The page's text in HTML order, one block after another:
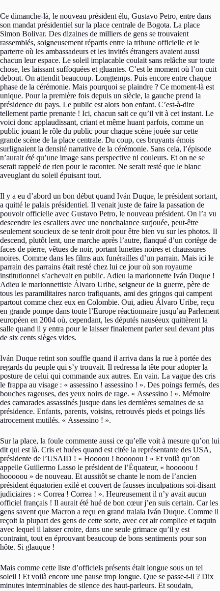
Ce dimanche-là, le nouveau président élu, Gustavo Petro, entre dans
son mandat présidentiel sur la place centrale de Bogota. La place
Simon Bolivar. Des dizaines de milliers de gens se trouvaient
rassemblés, soigneusement répartis entre la tribune officielle et le
parterre où les ambassadeurs et les invités étrangers avaient aussi
chacun leur espace. Le soleil implacable coulait sans relâche sur toute
chose, les laissant suffoquées et gluantes. C’est le moment où l’on cuit
debout. On attendit beaucoup. Longtemps. Puis encore entre chaque
phase de la cérémonie. Mais pourquoi se plaindre ? Ce moment-là est
unique. Pour la première fois depuis un siècle, la gauche prend la
présidence du pays. Le public est alors bon enfant. C’est-à-dire
tellement partie prenante ! Ici, chacun sait ce qu’il vit à cet instant. Le
voici donc applaudissant, criant et même huant parfois, comme un
public jouant le rôle du public pour chaque scène jouée sur cette
grande scène de la place centrale. Du coup, ces bruyants émois
surlignaient la densité narrative de la cérémonie. Sans cela, l’épisode
n’aurait été qu’une image sans perspective ni couleurs. Et on ne se
serait rappelé de rien pour le raconter. Ne serait resté que le blanc
aveuglant du soleil épuisant tout.
Il y a eu d’abord un bon début quand Iván Duque, le président sortant,
a quitté le palais présidentiel. Il venait juste de faire la passation de
pouvoir officielle avec Gustavo Petro, le nouveau président. On l’a vu
descendre les escaliers avec une nonchalance surjouée, peut-être
seulement soucieux de se tenir droit pour être bien vu sur les photos. Il
descend, plutôt lent, une marche après l’autre, flanqué d’un cortège de
faces de pierre, vêtues de noir, portant lunettes noires et chaussures
noires. Comme dans les films aux funérailles d’un parrain. Mais ici le
parrain des parrains était resté chez lui ce jour où son royaume
institutionnel s’achevait en public. Adieu la marionnette Iván Duque !
Adieu le marionnettiste Álvaro Uribe, seigneur de la guerre, père de
tous les paramilitaires narco trafiquants, ami des gringos qui campent
partout comme chez eux en Colombie. Oui, adieu Álvaro Uribe, reçu
en grande pompe dans toute l’Europe réactionnaire jusqu’au Parlement
européen en 2004 où, cependant, les députés nauséeux quittèrent la
salle quand il y entra pour le laisser finalement parler seul devant plus
de six cents sièges vides.
Iván Duque retint son souffle quand il arriva dans la rue à portée des
regards du peuple qui s’y trouvait. Il redressa la tête pour adopter la
posture de celui qui commande aux autres. En vain. La vague des cris
le frappa au visage : « assessino ! assessino ! ». Des poings fermés, des
bouches rageuses, des yeux noirs de rage. « Assessino ! ». Mémoire
des camarades assassinés jusque dans les dernières semaines de sa
présidence. Enfants, parents, voisins, retrouvés pieds et poings liés
atrocement mutilés. « Assessino ! ».
Sur la place, la foule commente aussi ce qu’elle voit à mesure qu’on lui
dit qui est là. Cris et huées quand est citée la représentante des USA,
présidente de l’USAID ! « Hoooou ! hooooou ! » Et voilà qu’on
appelle Guillermo Lasso le président de l’Équateur, « hooooou !
hooooou » de nouveau. Et aussitôt se chante le nom de l’ancien
président équatorien exilé et couvert de fausses inculpations soi-disant
judiciaires : « Correa ! Correa ! ». Heureusement il n’y avait aucun
officiel français ! Il aurait été hué de bon cœur j’en suis certain. Car les
gens savent que Macron a reçu en grand tralala Iván Duque. Comme il
reçoit la plupart des gens de cette sorte, avec cet air complice et taquin
avec lequel il laisser croire, dans une seule grimace qu’il y est
contraint, tout en éprouvant beaucoup de bons sentiments pour son
hôte. Si glauque !
Mais comme cette liste d’officiels présents était longue sous un tel
soleil ! Et voilà encore une pause trop longue. Que se passe-t-il ? Dix
minutes interminables de silence des haut-parleurs. Et soudain,